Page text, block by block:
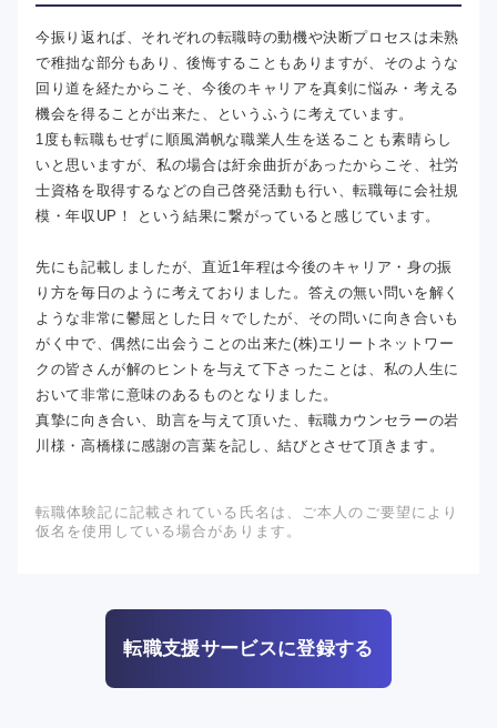
今振り返れば、それぞれの転職時の動機や決断プロセスは未熟
で稚拙な部分もあり、後悔することもありますが、そのような
回り道を経たからこそ、今後のキャリアを真剣に悩み・考える
機会を得ることが出来た、というふうに考えています。
1度も転職もせずに順風満帆な職業人生を送ることも素晴らし
いと思いますが、私の場合は紆余曲折があったからこそ、社労
士資格を取得するなどの自己啓発活動も行い、転職毎に会社規
模・年収UP！ という結果に繋がっていると感じています。
先にも記載しましたが、直近1年程は今後のキャリア・身の振
り方を毎日のように考えておりました。答えの無い問いを解く
ような非常に鬱屈とした日々でしたが、その問いに向き合いも
がく中で、偶然に出会うことの出来た(株)エリートネットワー
クの皆さんが解のヒントを与えて下さったことは、私の人生に
おいて非常に意味のあるものとなりました。
真摯に向き合い、助言を与えて頂いた、転職カウンセラーの岩
川様・高橋様に感謝の言葉を記し、結びとさせて頂きます。
転職体験記に記載されている氏名は、ご本人のご要望により
仮名を使用している場合があります。
転職支援サービスに登録する